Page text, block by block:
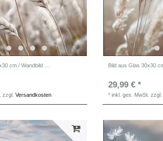
zzgl.Versandkosten
29,99 € *
*inkl. ges. MwSt.